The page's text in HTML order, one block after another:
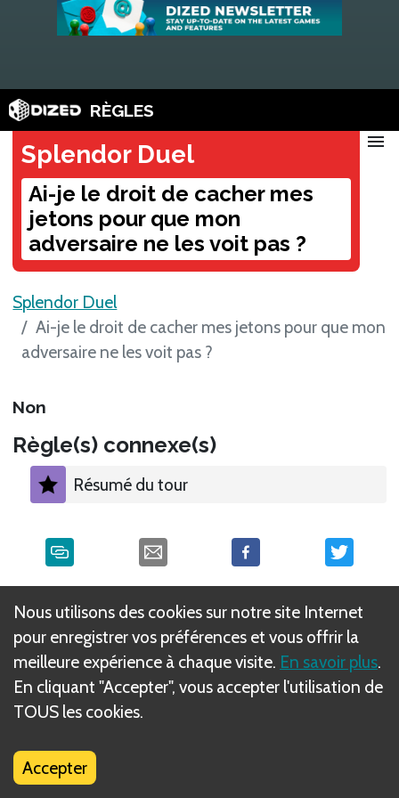
RÈGLES
Splendor Duel
Ai-je le droit de cacher mes
jetons pour que mon
adversaire ne les voit pas ?
menu
Splendor Duel
Ai-je le droit de cacher mes jetons pour que mon
adversaire ne les voit pas ?
Non
Règle(s) connexe(s)
Résumé du tour
Qu'est-ce que les règles DIZED ?
Nous utilisons des cookies sur notre site Internet
pour enregistrer vos préférences et vous offrir la
meilleure expérience à chaque visite. En savoir plus.
En cliquant "Accepter", vous accepter l'utilisation de
TOUS les cookies.
Accepter